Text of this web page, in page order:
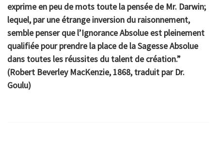
exprime en peu de mots toute la pensée de Mr. Darwin;
lequel,par une étrange inversion du raisonnement,
semble penser que l’Ignorance Absolue est pleinement
qualifiée pour prendre la place de la Sagesse Absolue
dans toutes les réussites du talent de création.”
(Robert Beverley MacKenzie, 1868, traduit par Dr.
Goulu)